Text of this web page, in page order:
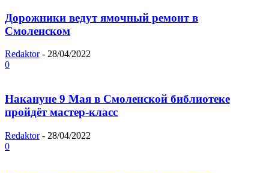
Дорожники ведут ямочный ремонт в
Смоленском
Redaktor - 28/04/2022
0
Накануне 9 Мая в Смоленской библиотеке
пройдёт мастер-класс
Redaktor - 28/04/2022
0